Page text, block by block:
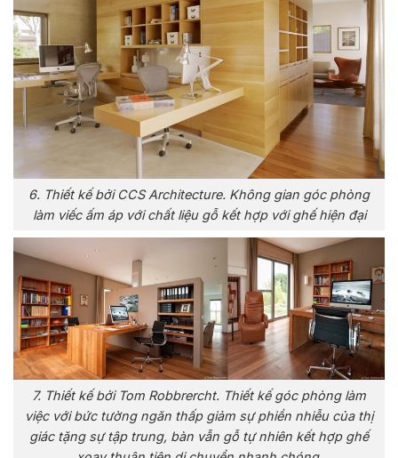
6. Thiết kế bởi CCS Architecture. Không gian góc phòng
làm viếc ấm áp với chất liệu gỗ kết hợp với ghế hiện đại
7. Thiết kế bởi Tom Robbrercht. Thiết kế góc phòng làm
việc với bức tường ngăn thấp giảm sự phiền nhiễu của thị
giác tặng sự tập trung, bàn vẫn gỗ tự nhiên kết hợp ghế